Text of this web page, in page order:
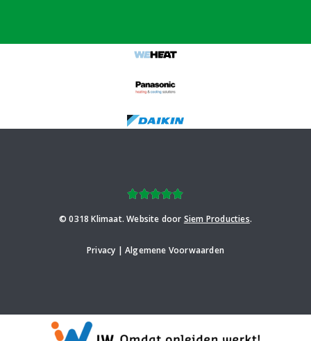
© 0318 Klimaat. Website door Siem Producties.
Privacy | Algemene Voorwaarden